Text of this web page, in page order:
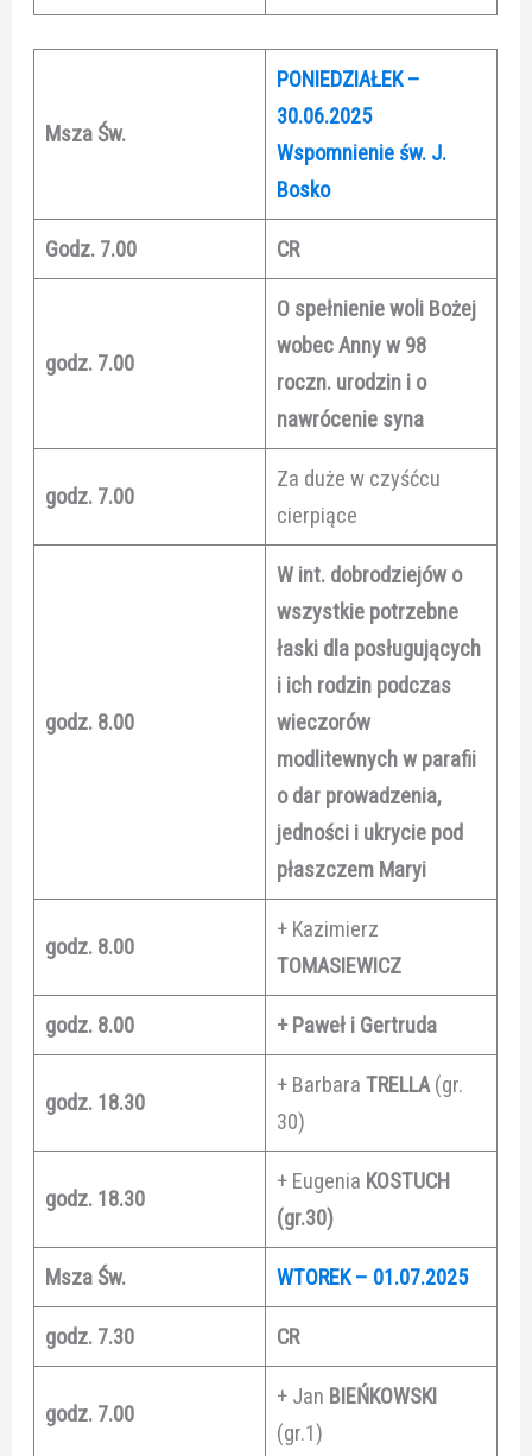
Msza Św.
PONIEDZIAŁEK –
30.06.2025
Wspomnienie św. J.
Bosko
Godz. 7.00 CR
godz. 7.00
O spełnienie woli Bożej
wobec Anny w 98
roczn. urodzin i o
nawrócenie syna
godz. 7.00
Za duże w czyśćcu
cierpiące
godz. 8.00
W int. dobrodziejów o
wszystkie potrzebne
łaski dla posługujących
i ich rodzin podczas
wieczorów
modlitewnych w parafii
o dar prowadzenia,
jedności i ukrycie pod
płaszczem Maryi
godz. 8.00
+ Kazimierz
TOMASIEWICZ
godz. 8.00 + Paweł i Gertruda
godz. 18.30
+ BarbaraTRELLA (gr.
30)
godz. 18.30
+ Eugenia KOSTUCH
(gr.30)
Msza Św. WTOREK – 01.07.2025
godz. 7.30 CR
godz. 7.00
+ Jan BIEŃKOWSKI
(gr.1)